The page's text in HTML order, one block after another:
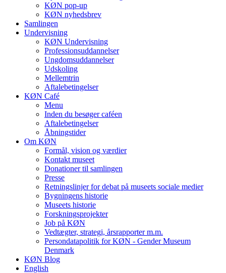
KØN pop-up
KØN nyhedsbrev
Samlingen
Undervisning
KØN Undervisning
Professionsuddannelser
Ungdomsuddannelser
Udskoling
Mellemtrin
Aftalebetingelser
KØN Café
Menu
Inden du besøger caféen
Aftalebetingelser
Åbningstider
Om KØN
Formål, vision og værdier
Kontakt museet
Donationer til samlingen
Presse
Retningslinjer for debat på museets sociale medier
Bygningens historie
Museets historie
Forskningsprojekter
Job på KØN
Vedtægter, strategi, årsrapporter m.m.
Persondatapolitik for KØN - Gender Museum
Denmark
KØN Blog
English